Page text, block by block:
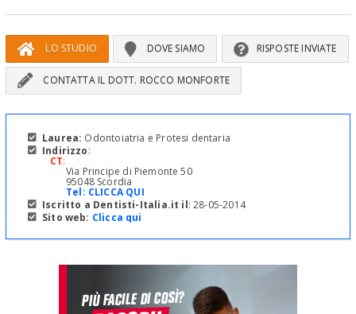
LO STUDIO DOVE SIAMO RISPOSTE INVIATE
CONTATTA IL DOTT. ROCCO MONFORTE
Laurea: Odontoiatria e Protesi dentaria
Indirizzo:
CT:
Via Principe di Piemonte 50
95048 Scordia
Tel: CLICCA QUI
Iscritto a Dentisti-Italia.it il: 28-05-2014
Sito web: Clicca qui